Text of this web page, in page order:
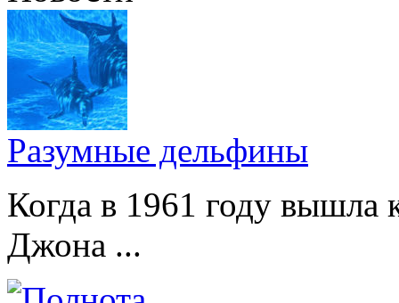
Разумные дельфины
Когда в 1961 году вышла
Джона ...